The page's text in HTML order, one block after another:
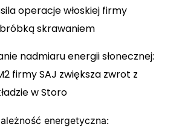
operacje włoskiej firmy
skrawaniem
nadmiaru energii słonecznej:
firmy SAJ zwiększa zwrot z
w Storo
energetyczna: